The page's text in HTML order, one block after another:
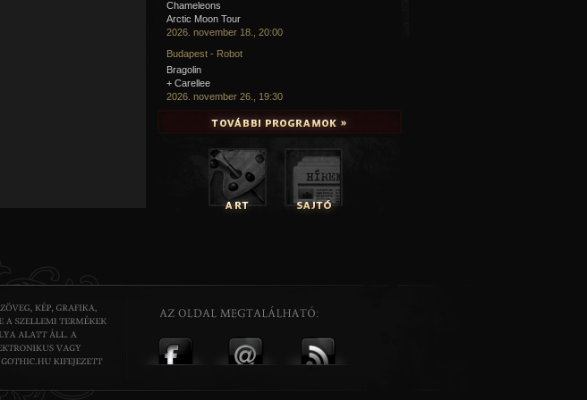
Chameleons
Arctic Moon Tour
2026. november 18., 20:00
Budapest - Robot
Bragolin
+ Carellee
2026. november 26., 19:30